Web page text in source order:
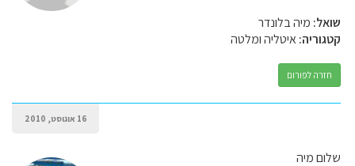
שואל: מיה בלונדר
קטגוריה:איטליה ומלטה
חזרה לפורום
16 אוגוסט, 2010
שלום מיה